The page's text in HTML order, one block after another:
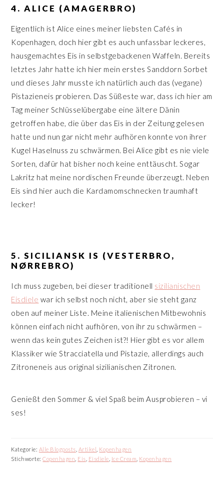
4. ALICE (AMAGERBRO)
Eigentlich ist Alice eines meiner liebsten Cafés in
Kopenhagen, doch hier gibt es auch unfassbar leckeres,
hausgemachtes Eis in selbstgebackenen Waffeln. Bereits
letztes Jahr hatte ich hier mein erstes Sanddorn Sorbet
und dieses Jahr musste ich natürlich auch das (vegane)
Pistazieneis probieren. Das Süßeste war, dass ich hier am
Tag meiner Schlüsselübergabe eine ältere Dänin
getroffen habe, die über das Eis in der Zeitung gelesen
hatte und nun gar nicht mehr aufhören konnte von ihrer
Kugel Haselnuss zu schwärmen. Bei Alice gibt es nie viele
Sorten, dafür hat bisher noch keine enttäuscht. Sogar
Lakritz hat meine nordischen Freunde überzeugt. Neben
Eis sind hier auch die Kardamomschnecken traumhaft
lecker!
5. SICILIANSK IS (VESTERBRO,
NØRREBRO)
Ich muss zugeben, bei dieser traditionell sizilianischen
Eisdiele war ich selbst noch nicht, aber sie steht ganz
oben auf meiner Liste. Meine italienischen Mitbewohnis
können einfach nicht aufhören, von ihr zu schwärmen –
wenn das kein gutes Zeichen ist?! Hier gibt es vor allem
Klassiker wie Stracciatella und Pistazie, allerdings auch
Zitroneneis aus original sizilianischen Zitronen.
Genießt den Sommer & viel Spaß beim Ausprobieren – vi
ses!
Kategorie: Alle Blogposts Artikel Kopenhagen
Stichworte:Copenhagen Eis Eisdiele Ice Cream Kopenhagen